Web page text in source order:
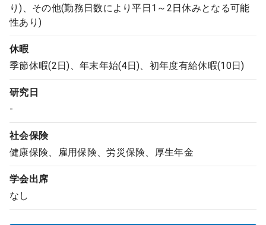
り)、その他(勤務日数により平日1～2日休みとなる可能
性あり)
休暇
季節休暇(2日)、年末年始(4日)、初年度有給休暇(10日)
研究日
-
社会保険
健康保険、雇用保険、労災保険、厚生年金
学会出席
なし